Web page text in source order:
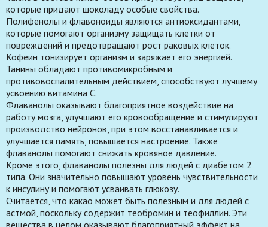
которые придают шоколаду особые свойства.
Полифенолы и флавоноиды являются антиоксидантами,
которые помогают организму защищать клетки от
повреждений и предотвращают рост раковых клеток.
Кофеин тонизирует организм и заряжает его энергией.
Танины обладают противомикробным и
противовоспалительным действием, способствуют лучшему
усвоению витамина С.
Флаванолы оказывают благоприятное воздействие на
работу мозга, улучшают его кровообращение и стимулируют
производство нейронов, при этом восстанавливается и
улучшается память, повышается настроение. Также
флаванолы помогают снижать кровяное давление.
Кроме этого, флаванолы полезны для людей с диабетом 2
типа. Они значительно повышают уровень чувствительности
к инсулину и помогают усваивать глюкозу.
Считается, что какао может быть полезным и для людей с
астмой, поскольку содержит теобромин и теофиллин. Эти
вещества в целом оказывают благоприятный эффект на